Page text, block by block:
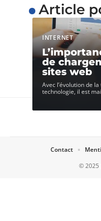
Article
INTERNET
de
sites web
Avec l’évolution de
technologie, il est
© 2025
Contact